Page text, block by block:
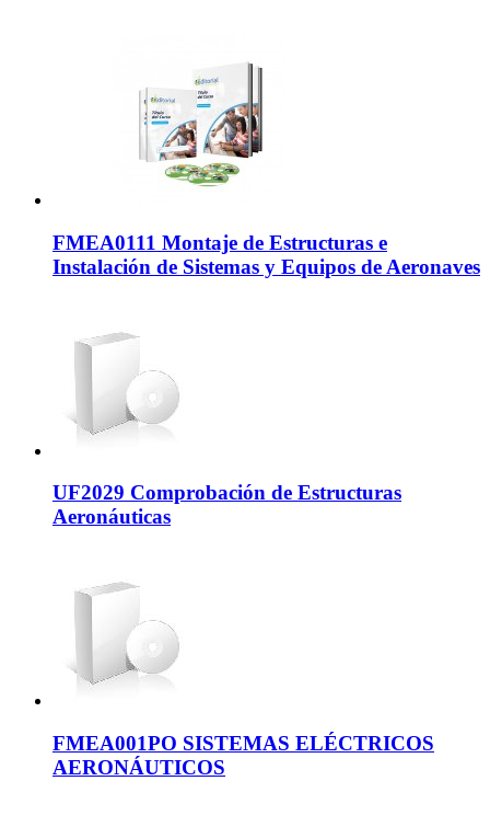
FMEA0111 Montaje de Estructuras e
Instalación de Sistemas y Equipos de Aeronaves
UF2029 Comprobación de Estructuras
Aeronáuticas
FMEA001PO SISTEMAS ELÉCTRICOS
AERONÁUTICOS